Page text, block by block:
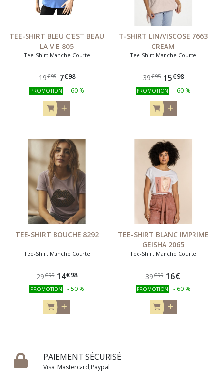
TEE-SHIRT BLEU C'EST BEAU
LA VIE 805
Tee-Shirt Manche Courte
19€95 7€98
PROMOTION - 60 %
T-SHIRT LIN/VISCOSE 7663
CREAM
Tee-Shirt Manche Courte
39€95 15€98
PROMOTION - 60 %
TEE-SHIRT BOUCHE 8292
Tee-Shirt Manche Courte
29€95 14€98
PROMOTION -50 %
TEE-SHIRT BLANC IMPRIME
GEISHA 2065
Tee-Shirt Manche Courte
39€99 16€
PROMOTION - 60 %
PAIEMENT SÉCURISÉ
Visa, Mastercard,Paypal